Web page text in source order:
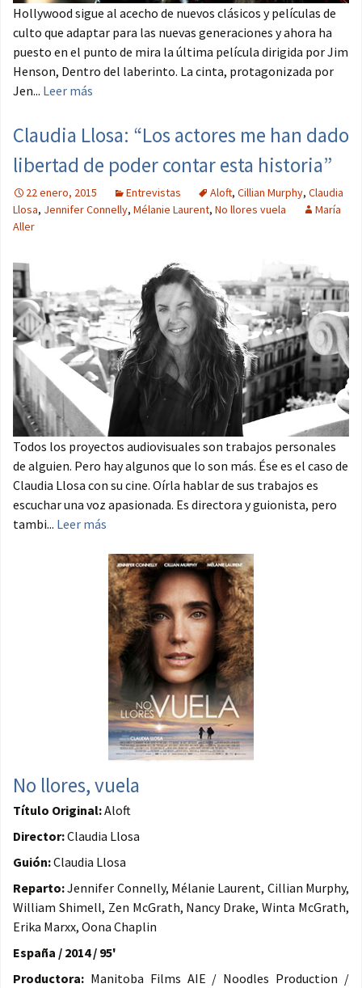
Hollywood sigue al acecho de nuevos clásicos y películas de
culto que adaptar para las nuevas generaciones y ahora ha
puesto en el punto de mira la última película dirigida por Jim
Henson, Dentro del laberinto. La cinta, protagonizada por
Jen... Leer más
Claudia Llosa: “Los actores me han dado
libertad de poder contar esta historia”
22 enero, 2015 Entrevistas Aloft, Cillian Murphy, Claudia
Llosa, Jennifer Connelly, Mélanie Laurent, No llores vuela
María
Aller
Todos los proyectos audiovisuales son trabajos personales
de alguien. Pero hay algunos que lo son más. Ése es el caso de
Claudia Llosa con su cine. Oírla hablar de sus trabajos es
escuchar una voz apasionada. Es directora y guionista, pero
tambi... Leer más
No llores, vuela
Título Original:Aloft
Director:Claudia Llosa
Guión:Claudia Llosa
Reparto:Jennifer Connelly, Mélanie Laurent, Cillian Murphy,
William Shimell, Zen McGrath, Nancy Drake, Winta McGrath,
Erika Marxx, Oona Chaplin
España / 2014 / 95'
Productora: Manitoba Films AIE / Noodles Production /